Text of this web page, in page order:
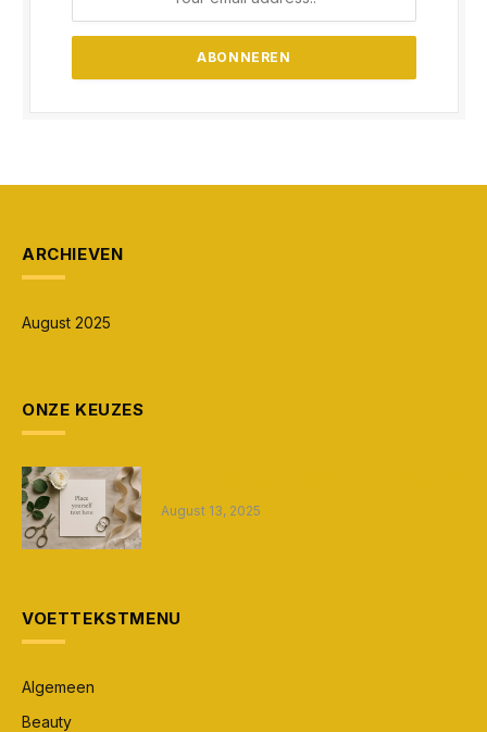
ARCHIEVEN
August 2025
ONZE KEUZES
August 13, 2025
VOETTEKSTMENU
Algemeen
Beauty